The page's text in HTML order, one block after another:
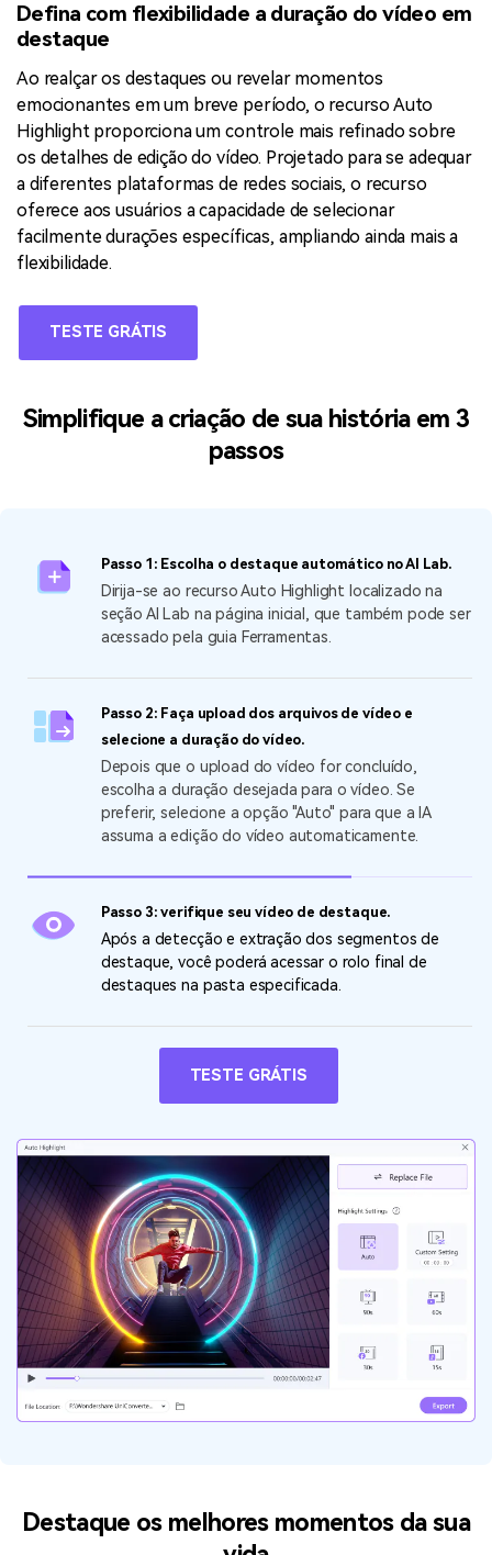
Defina com flexibilidade a duração do vídeo em
destaque
Ao realçar os destaques ou revelar momentos
emocionantes em um breve período, o recurso Auto
Highlight proporciona um controle mais refinado sobre
os detalhes de edição do vídeo. Projetado para se adequar
a diferentes plataformas de redes sociais, o recurso
oferece aos usuários a capacidade de selecionar
facilmente durações específicas, ampliando ainda mais a
flexibilidade.
TESTE GRÁTIS
Simplifique a criação de sua história em 3
passos
Passo 1: Escolha o destaque automático no AI Lab.
Dirija-se ao recurso Auto Highlight localizado na
seção AI Lab na página inicial, que também pode ser
acessado pela guia Ferramentas.
Passo 2: Faça upload dos arquivos de vídeo e
selecione a duração do vídeo.
Depois que o upload do vídeo for concluído,
escolha a duração desejada para o vídeo. Se
preferir, selecione a opção "Auto" para que a IA
assuma a edição do vídeo automaticamente.
Passo 3: verifique seu vídeo de destaque.
Após a detecção e extração dos segmentos de
destaque, você poderá acessar o rolo final de
destaques na pasta especificada.
TESTE GRÁTIS
Destaque os melhores momentos da sua